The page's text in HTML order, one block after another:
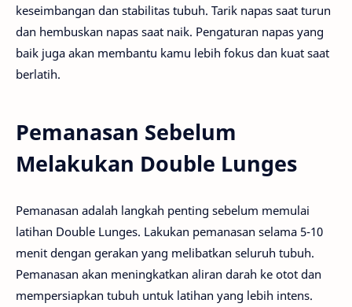
keseimbangan dan stabilitas tubuh. Tarik napas saat turun
dan hembuskan napas saat naik. Pengaturan napas yang
baik juga akan membantu kamu lebih fokus dan kuat saat
berlatih.
Pemanasan Sebelum
Melakukan Double Lunges
Pemanasan adalah langkah penting sebelum memulai
latihan Double Lunges. Lakukan pemanasan selama 5-10
menit dengan gerakan yang melibatkan seluruh tubuh.
Pemanasan akan meningkatkan aliran darah ke otot dan
mempersiapkan tubuh untuk latihan yang lebih intens.